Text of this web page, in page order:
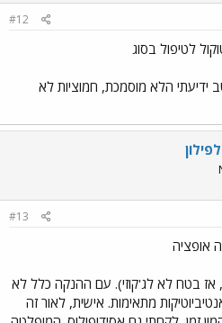
#12
לטיפול בסוג
ידיעתי הלא מוסמכת, חמוציות לא
#13
אופציה
אז בטח לא לג'קוזי). עם ההנקה כלל לא
מתאימות. אישית, לאור זה